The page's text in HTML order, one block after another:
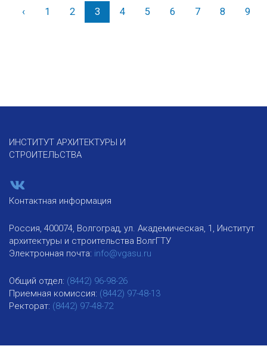
‹Назад
1 2 3 4 5 6 7 8 9
ИНСТИТУТ АРХИТЕКТУРЫ И
СТРОИТЕЛЬСТВА
Контактная информация
Россия, 400074, Волгоград, ул. Академическая, 1, Институт
архитектуры и строительства ВолгГТУ
Электронная почта: info@vgasu.ru
Общий отдел: (8442) 96-98-26
Приемная комиссия: (8442) 97-48-13
Ректорат: (8442) 97-48-72